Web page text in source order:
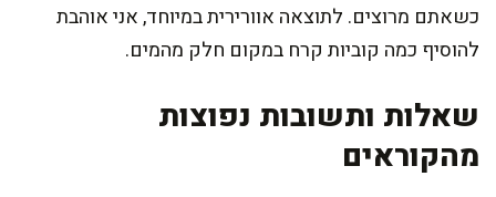
כשאתם מרוצים. לתוצאה אוורירית במיוחד, אני אוהבת
להוסיף כמה קוביות קרח במקום חלק מהמים.
שאלות ותשובות נפוצות
מהקוראים